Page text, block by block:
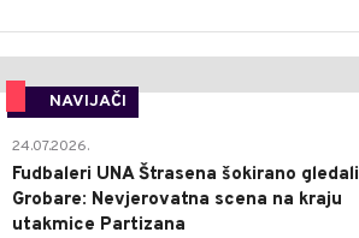
NAVIJAČI
24.07.2026.
Fudbaleri UNA Štrasena šokirano gledali
Grobare: Nevjerovatna scena na kraju
utakmice Partizana